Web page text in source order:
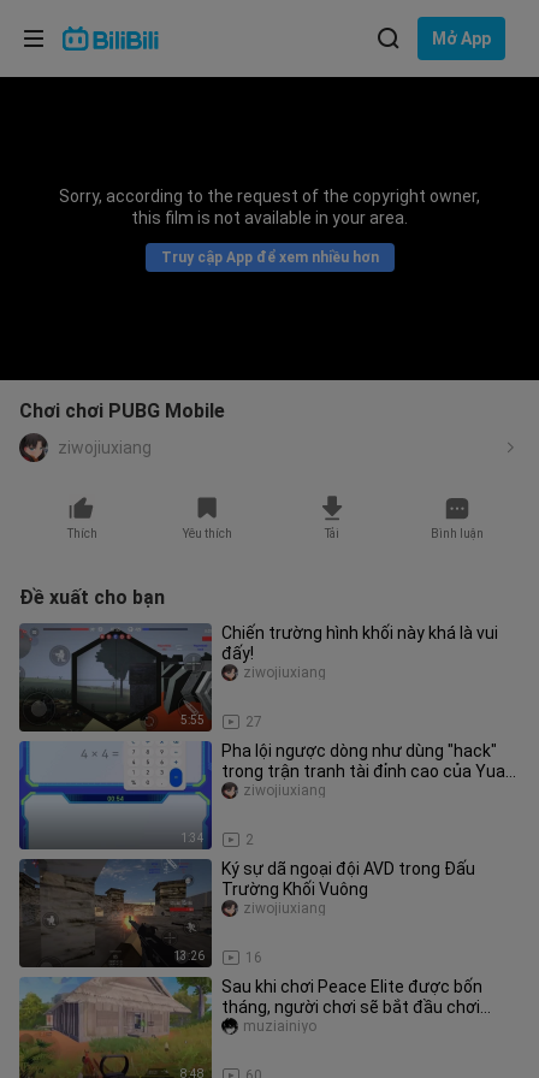
Mở App
Sorry, according to the request of the copyright owner,
this film is not available in your area.
Truy cập App để xem nhiều hơn
Chơi chơi PUBG Mobile
ziwojiuxiang
Thích Yêu thích Tải Bình luận
Đề xuất cho bạn
5:55
Chiến trường hình khối này khá là vui
đấy!
27
ziwojiuxiang
1:34
Pha lội ngược dòng như dùng "hack"
trong trận tranh tài đỉnh cao của Yuan
Kou Suan
2
ziwojiuxiang
13:26
Ký sự dã ngoại đội AVD trong Đấu
Trường Khối Vuông
16
ziwojiuxiang
8:48
Sau khi chơi Peace Elite được bốn
tháng, người chơi sẽ bắt đầu chơi
phiên bản PC. .
muziainiyo
Lựa chọn ngôn ngữ
Bahasa Indonesia